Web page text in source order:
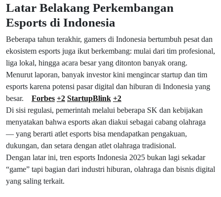
Latar Belakang Perkembangan
Esports di Indonesia
Beberapa tahun terakhir, gamers di Indonesia bertumbuh pesat dan
ekosistem esports juga ikut berkembang: mulai dari tim profesional,
liga lokal, hingga acara besar yang ditonton banyak orang.
Menurut laporan, banyak investor kini mengincar startup dan tim
esports karena potensi pasar digital dan hiburan di Indonesia yang
besar.
Forbes +2 StartupBlink +2
Di sisi regulasi, pemerintah melalui beberapa SK dan kebijakan
menyatakan bahwa esports akan diakui sebagai cabang olahraga
— yang berarti atlet esports bisa mendapatkan pengakuan,
dukungan, dan setara dengan atlet olahraga tradisional.
Dengan latar ini, tren esports Indonesia 2025 bukan lagi sekadar
“game” tapi bagian dari industri hiburan, olahraga dan bisnis digital
yang saling terkait.